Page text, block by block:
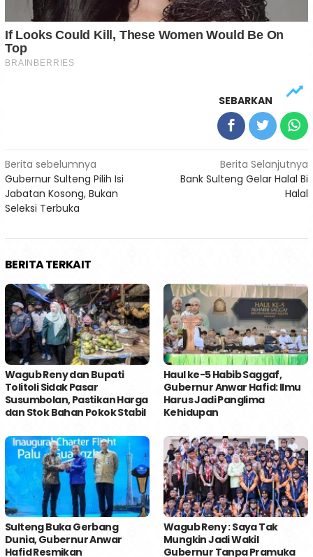
SEBARKAN
Navigasi
pos
Berita sebelumnya
Gubernur Sulteng Pilih Isi
Jabatan Kosong, Bukan
Seleksi Terbuka
Berita Selanjutnya
Bank Sulteng Gelar Halal Bi
Halal
BERITA TERKAIT
Wagub Reny dan Bupati
Tolitoli Sidak Pasar
Susumbolan, Pastikan Harga
dan Stok Bahan Pokok Stabil
Haul ke-5 Habib Saggaf,
Gubernur Anwar Hafid: Ilmu
Harus Jadi Panglima
Kehidupan
Sulteng Buka Gerbang
Dunia, Gubernur Anwar
Hafid Resmikan
Wagub Reny : Saya Tak
Mungkin Jadi Wakil
Gubernur Tanpa Pramuka